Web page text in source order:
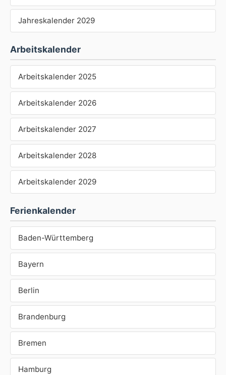
Jahreskalender 2029
Arbeitskalender
Arbeitskalender 2025
Arbeitskalender 2026
Arbeitskalender 2027
Arbeitskalender 2028
Arbeitskalender 2029
Ferienkalender
Baden-Württemberg
Bayern
Berlin
Brandenburg
Bremen
Hamburg